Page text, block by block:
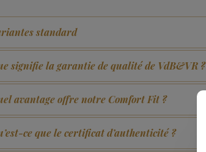
standard
signifie la garantie de qualité de VdB&VR ?
avantage offre notre Comfort Fit ?
ce que le certificat d’authenticité ?